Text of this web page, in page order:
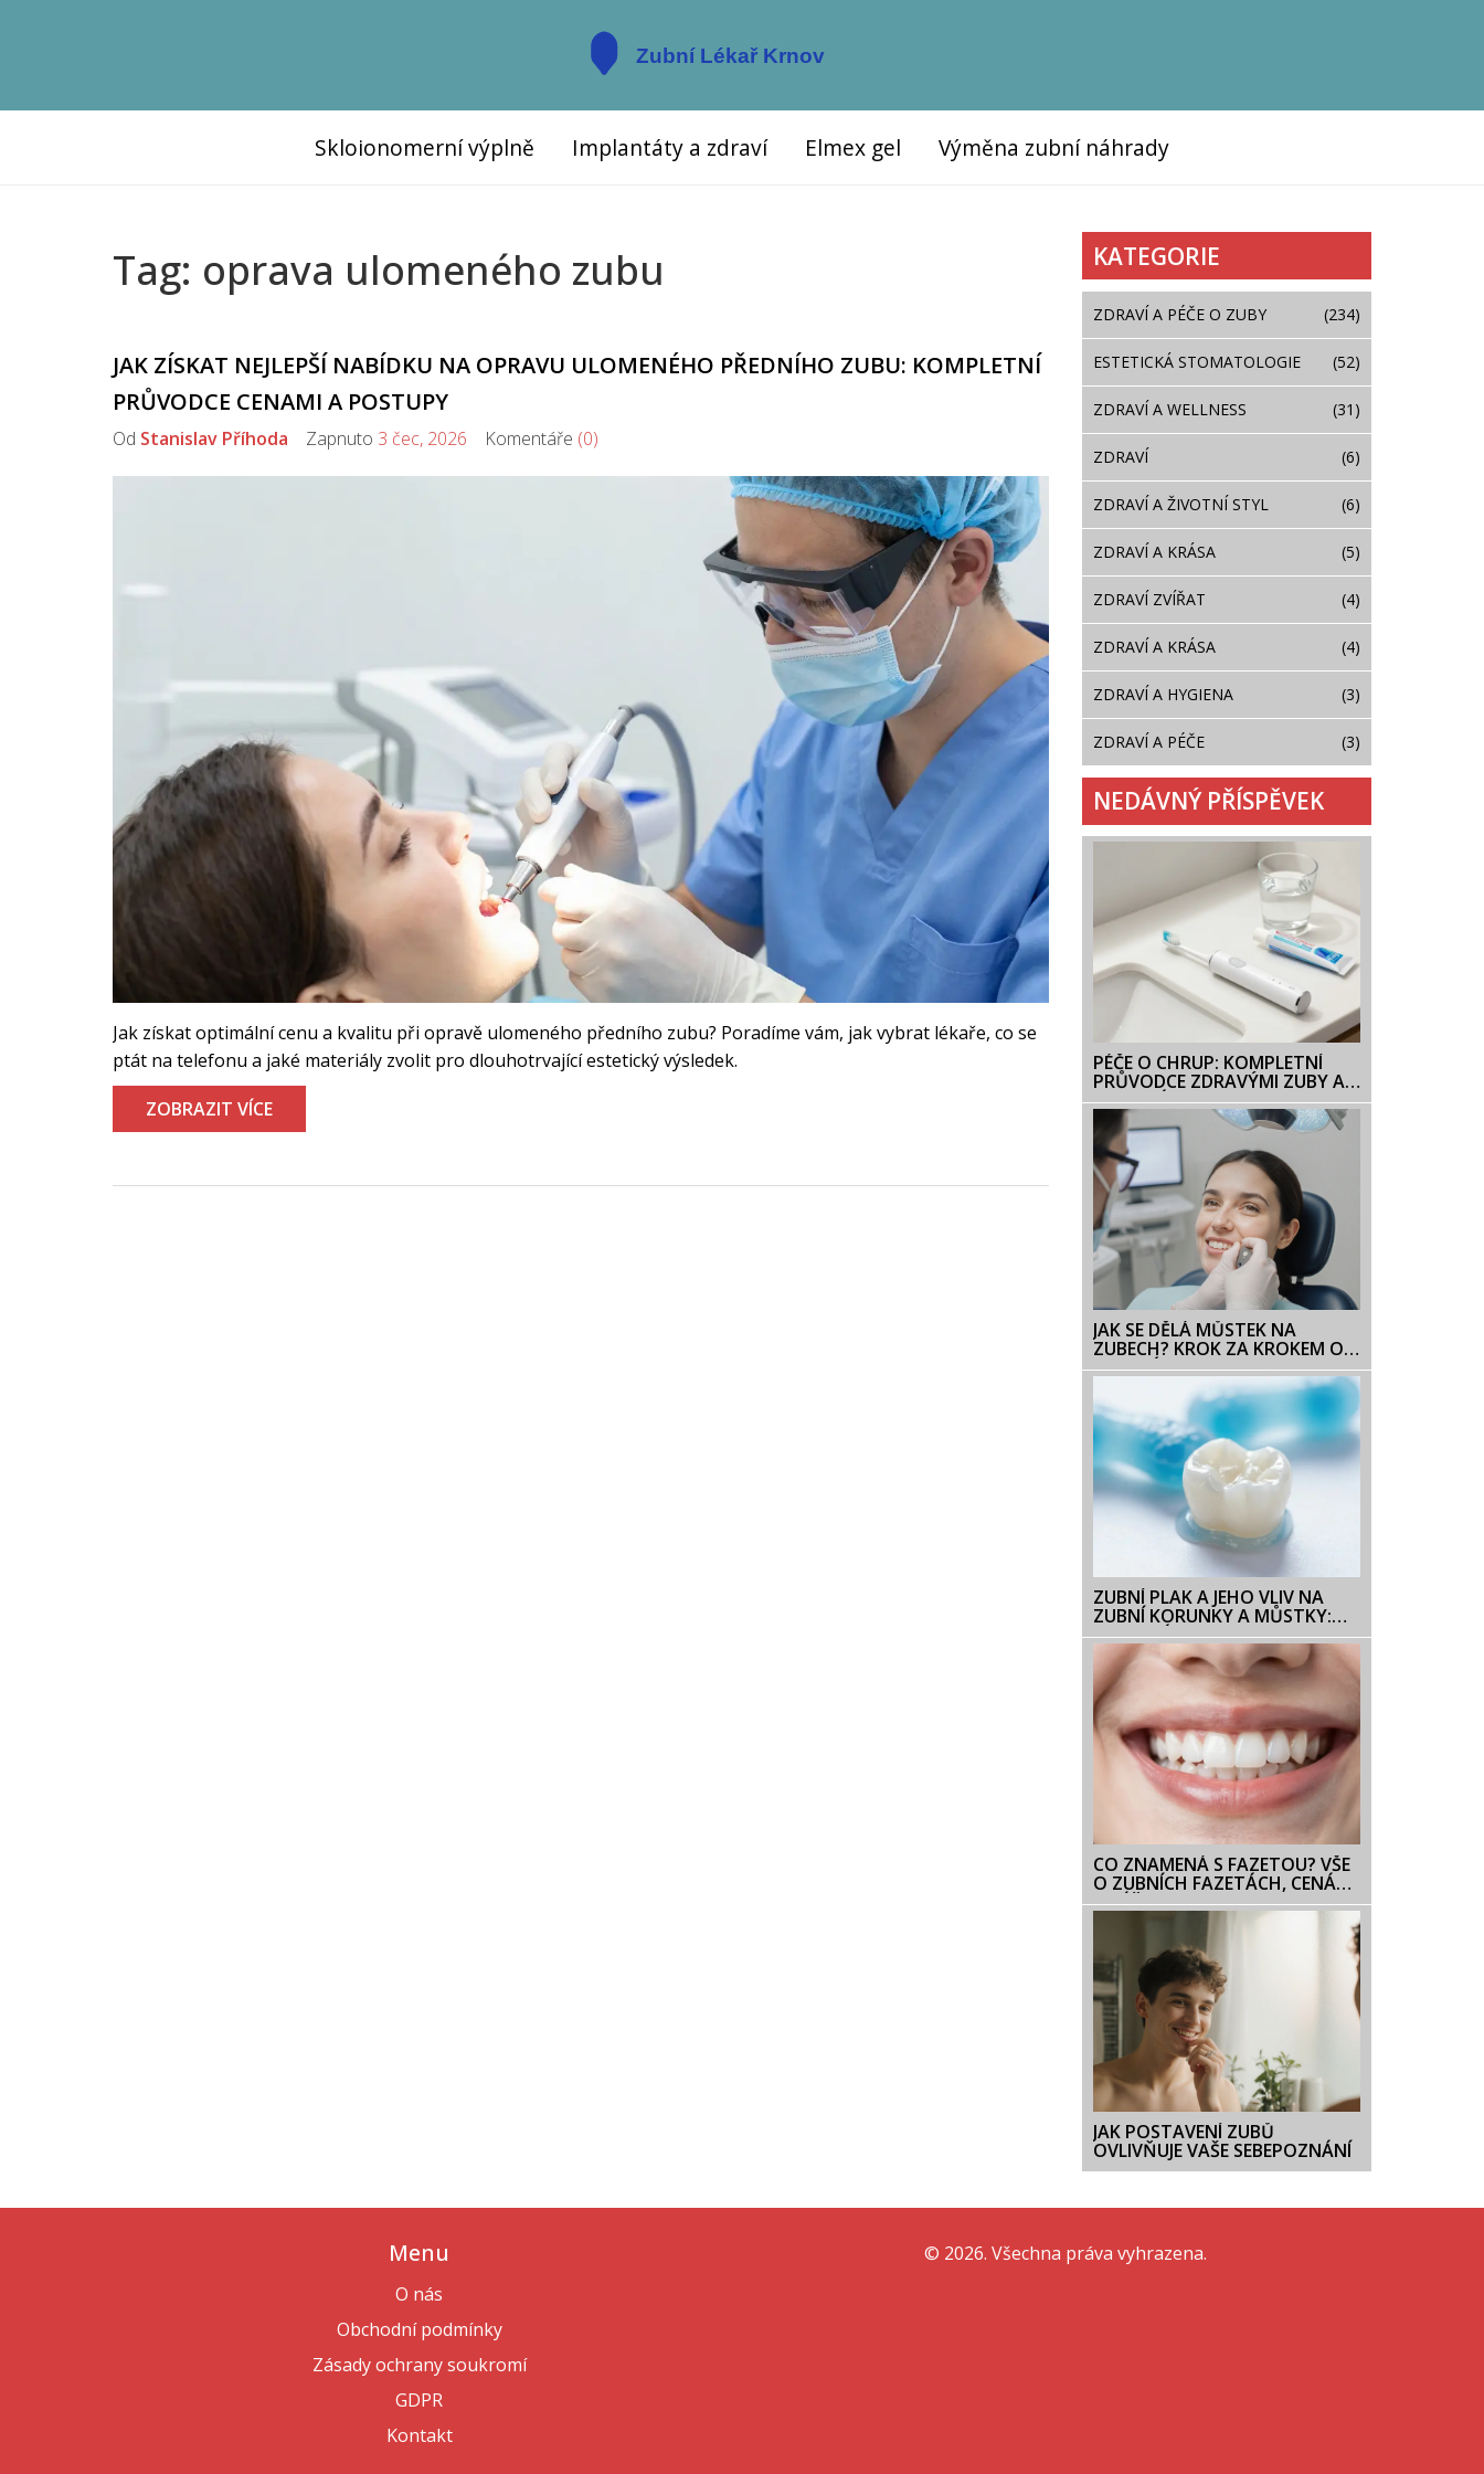
Skloionomerní výplně Implantáty a zdraví Elmex gel Výměna zubní náhrady
Tag: oprava ulomeného zubu
JAK ZÍSKAT NEJLEPŠÍ NABÍDKU NA OPRAVU ULOMENÉHO PŘEDNÍHO ZUBU: KOMPLETNÍ
PRŮVODCE CENAMI A POSTUPY
Od Stanislav Příhoda Zapnuto 3 čec, 2026 Komentáře (0)
Jak získat optimální cenu a kvalitu při opravě ulomeného předního zubu? Poradíme vám, jak vybrat lékaře, co se
ptát na telefonu a jaké materiály zvolit pro dlouhotrvající estetický výsledek.
ZOBRAZIT VÍCE
KATEGORIE
ZDRAVÍ A PÉČE O ZUBY (234)
ESTETICKÁ STOMATOLOGIE (52)
ZDRAVÍ A WELLNESS (31)
ZDRAVÍ (6)
ZDRAVÍ A ŽIVOTNÍ STYL (6)
ZDRAVÍ A KRÁSA (5)
ZDRAVÍ ZVÍŘAT (4)
ZDRAVÍ A KRÁSA (4)
ZDRAVÍ A HYGIENA (3)
ZDRAVÍ A PÉČE (3)
NEDÁVNÝ PŘÍSPĚVEK
PÉČE O CHRUP: KOMPLETNÍ
PRŮVODCE ZDRAVÝMI ZUBY A
JEJICH NÁZVY
JAK SE DĚLÁ MŮSTEK NA
ZUBECH? KROK ZA KROKEM OD
DIAGNÓZY PO INSTALACI
ZUBNÍ PLAK A JEHO VLIV NA
ZUBNÍ KORUNKY A MŮSTKY:
JAK CHRÁNIT RESTAURACE
CO ZNAMENÁ S FAZETOU? VŠE
O ZUBNÍCH FAZETÁCH, CENÁCH
A PÉČI
JAK POSTAVENÍ ZUBŮ
OVLIVŇUJE VAŠE SEBEPOZNÁNÍ
Menu
O nás
Obchodní podmínky
Zásady ochrany soukromí
GDPR
Kontakt
© 2026. Všechna práva vyhrazena.